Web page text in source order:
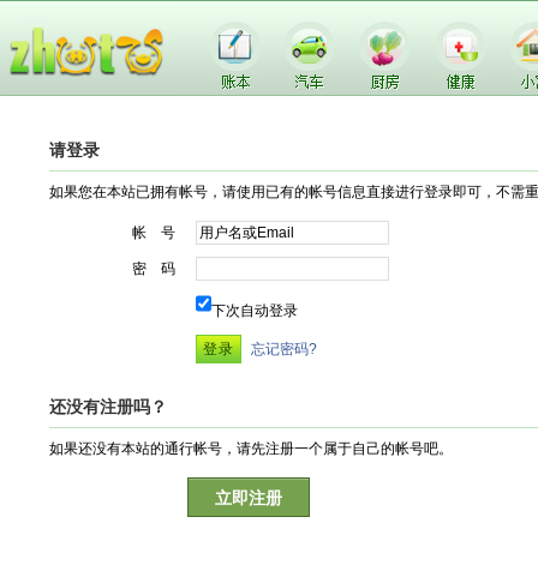
请登录
如果您在本站已拥有帐号，请使用已有的帐号信息直接进行登录即可，不需
帐 号
密 码
下次自动登录
忘记密码?
还没有注册吗？
如果还没有本站的通行帐号，请先注册一个属于自己的帐号吧。
立即注册